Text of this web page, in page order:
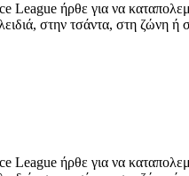
League ήρθε για να
στην τσάντα, στη ζώνη
League ήρθε για να